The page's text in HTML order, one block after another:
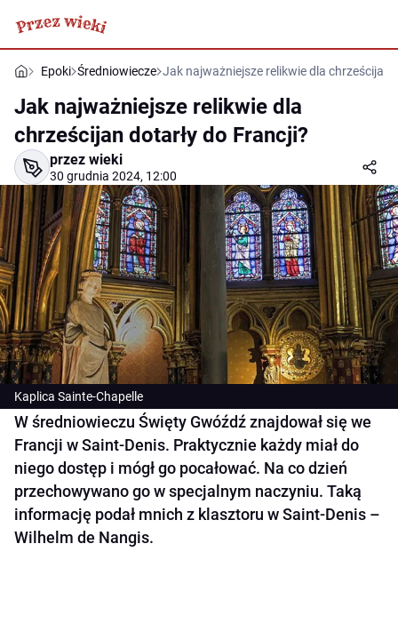
Epoki Średniowiecze Jak najważniejsze relikwie dla chrześcijan
Jak najważniejsze relikwie dla
chrześcijan dotarły do Francji?
przez wieki
30 grudnia 2024, 12:00
Kaplica Sainte-Chapelle
W średniowieczu Święty Gwóźdź znajdował się we
Francji w Saint-Denis. Praktycznie każdy miał do
niego dostęp i mógł go pocałować. Na co dzień
przechowywano go w specjalnym naczyniu. Taką
informację podał mnich z klasztoru w Saint-Denis –
Wilhelm de Nangis.